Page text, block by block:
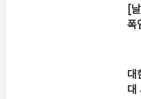
[
폭
대
대